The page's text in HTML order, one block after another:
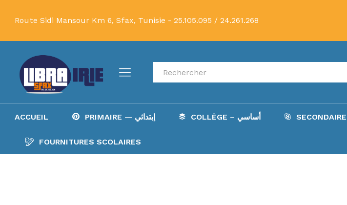
Route Sidi Mansour Km 6, Sfax, Tunisie - 25.105.095 / 24.261.268
Recherche
ACCUEIL PRIMAIRE — إبتدائي COLLÈGE – أساسي
FOURNITURES SCOLAIRES